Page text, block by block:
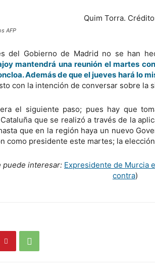
AFP
del Gobierno de Madrid no se han
mantendrá una reunión el martes
Además de que el jueves hará lo
con la intención de conversar sobre la
el siguiente paso; pues hay que
que se realizó a través de la
que en la región haya un nuevo
como presidente este martes; la
puede interesar: Expresidente de Murcia
contra)